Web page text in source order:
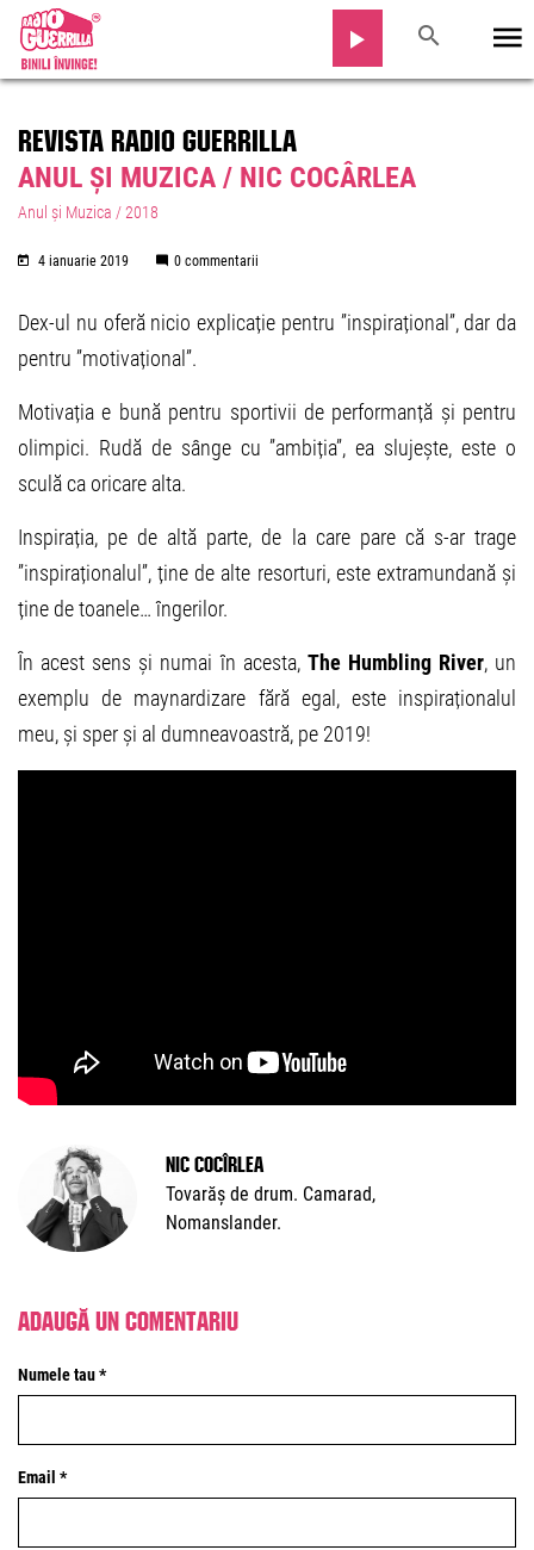
REVISTA RADIO GUERRILLA
ANUL ȘI MUZICA / NIC COCÂRLEA
Anul și Muzica / 2018
4 ianuarie 2019 0 commentarii
Dex-ul nu oferă nicio explicație pentru ”inspirațional”, dar da
pentru ”motivațional”.
Motivația e bună pentru sportivii de performanță și pentru
olimpici. Rudă de sânge cu ”ambiția”, ea slujește, este o
sculă ca oricare alta.
Inspirația, pe de altă parte, de la care pare că s-ar trage
”inspiraționalul”, ține de alte resorturi, este extramundană și
ține de toanele… îngerilor.
În acest sens și numai în acesta, The Humbling River, un
exemplu de maynardizare fără egal, este inspiraționalul
meu, și sper și al dumneavoastră, pe 2019!
Nic Cocîrlea
Tovarăș de drum. Camarad,
Nomanslander.
Adaugă un comentariu
Numele tau *
Email *